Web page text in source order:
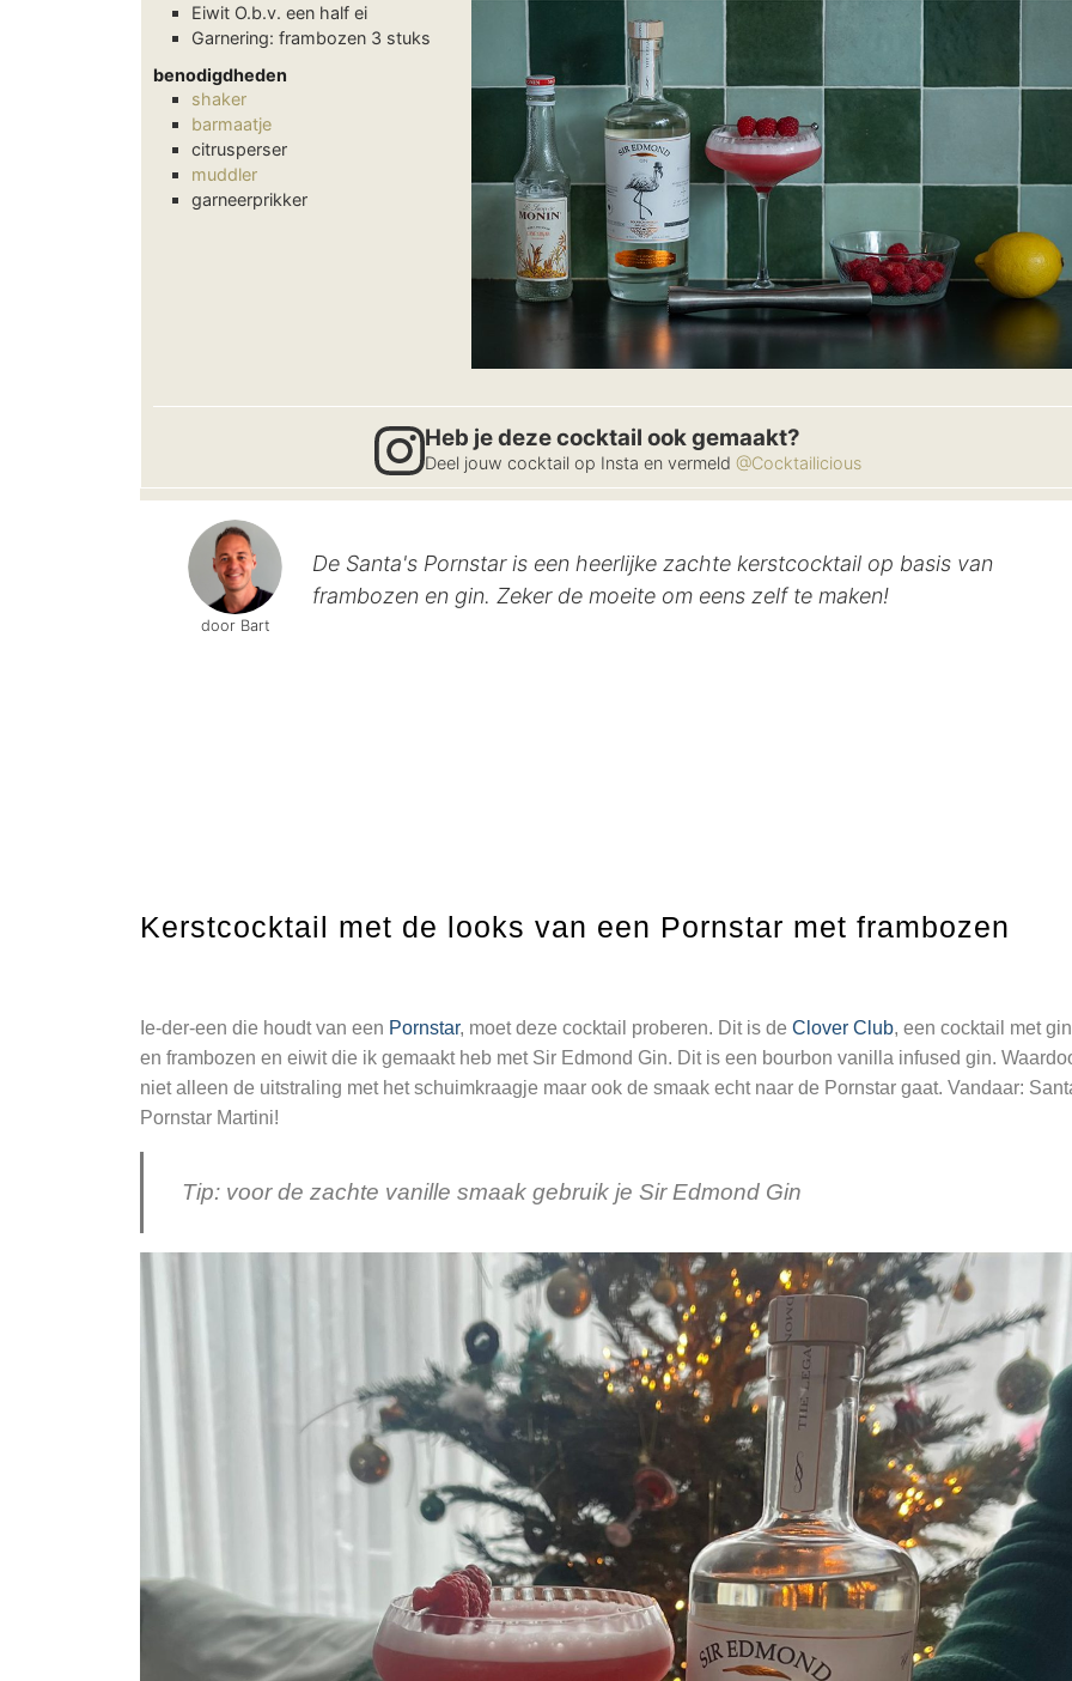
door Bart
De Santa's Pornstar is een heerlijke zachte kerstcocktail op basis van
frambozen en gin. Zeker de moeite om eens zelf te maken!
Eiwit O.b.v. een half ei
Garnering: frambozen 3 stuks
benodigdheden
shaker
barmaatje
citrusperser
muddler
garneerprikker
Heb je deze cocktail ook gemaakt?
Deel jouw cocktail op Insta en vermeld @Cocktailicious
Kerstcocktail met de looks van een Pornstar met frambozen
Ie-der-een die houdt van een Pornstar, moet deze cocktail proberen. Dit is de Clover Club, een cocktail met gin
en frambozen en eiwit die ik gemaakt heb met Sir Edmond Gin. Dit is een bourbon vanilla infused gin.
niet alleen de uitstraling met het schuimkraagje maar ook de smaak echt naar de Pornstar gaat. Vandaar:
Pornstar Martini!
Tip: voor de zachte vanille smaak gebruik je Sir Edmond Gin